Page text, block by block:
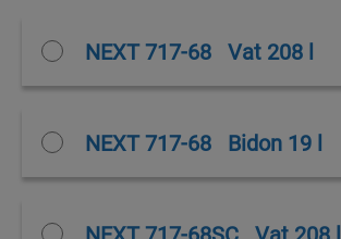
NEXT 717-68 Vat 208 l
NEXT 717-68 Bidon 19 l